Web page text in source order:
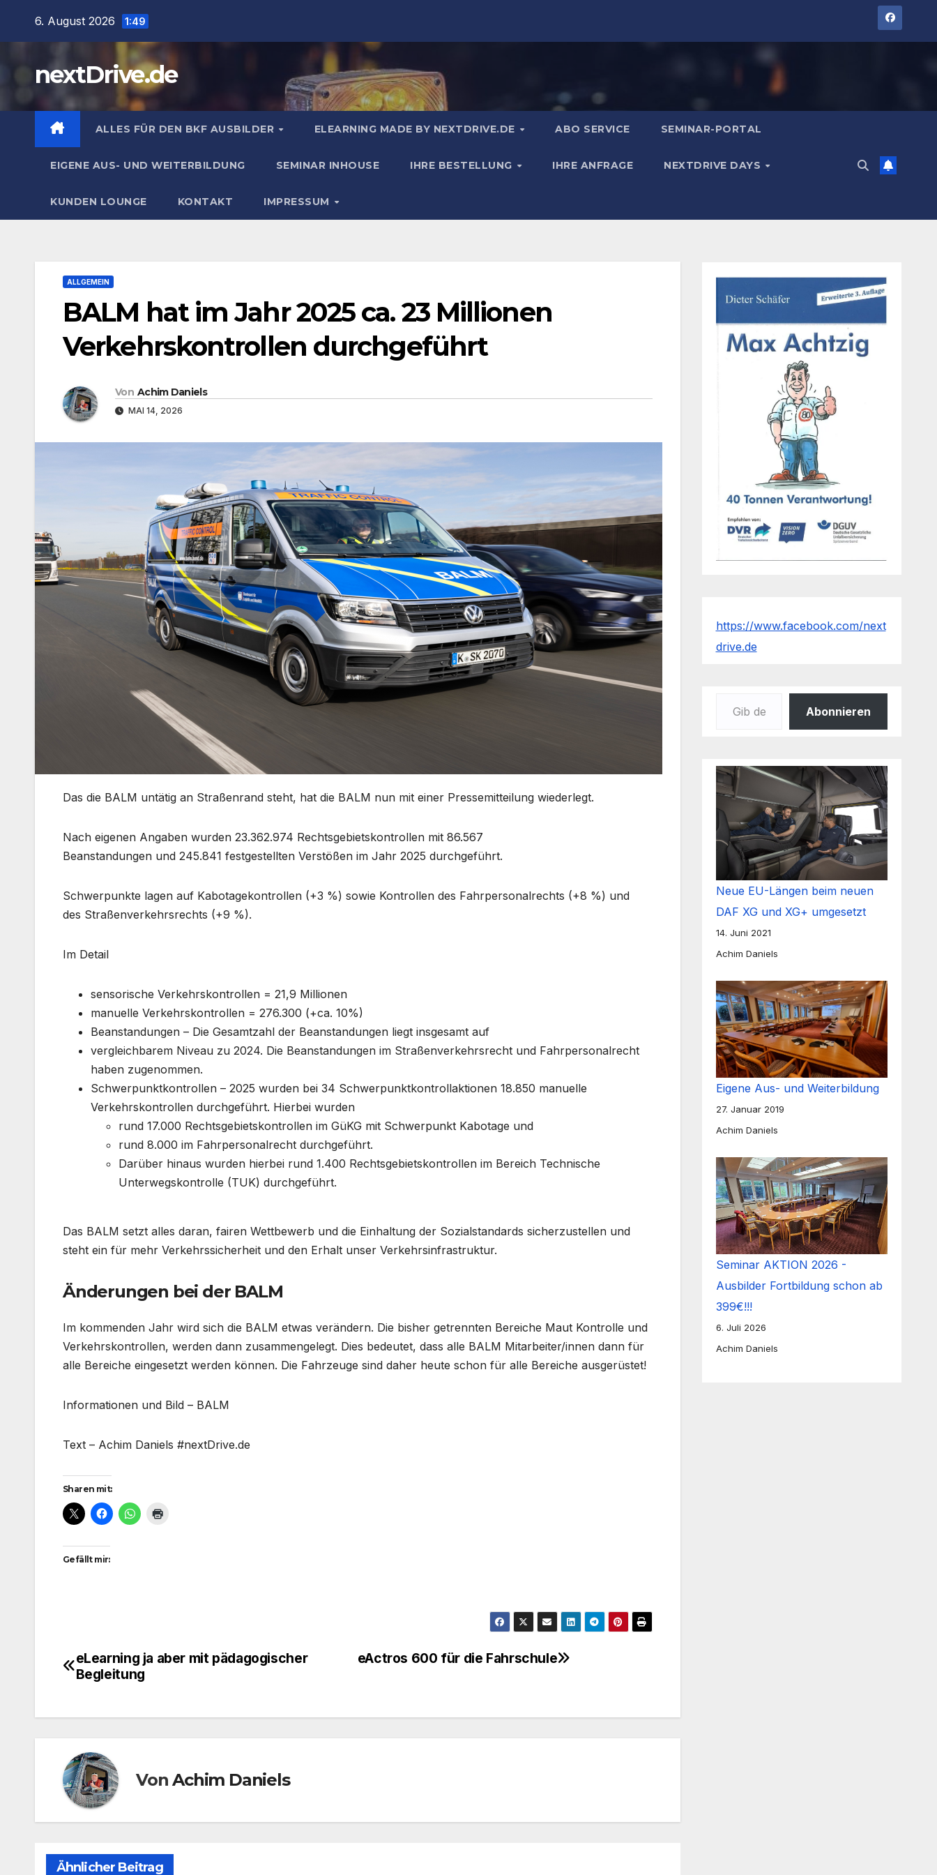
6. August 2026 1:49
nextDrive.de
ALLES FÜR DEN BKF AUSBILDER ELEARNING MADE BY NEXTDRIVE.DE ABO SERVICE SEMINAR-PORTAL
EIGENE AUS- UND WEITERBILDUNG SEMINAR INHOUSE IHRE BESTELLUNG IHRE ANFRAGE NEXTDRIVE DAYS
KUNDEN LOUNGE KONTAKT IMPRESSUM
ALLGEMEIN
BALM hat im Jahr 2025 ca. 23 Millionen
Verkehrskontrollen durchgeführt
Von Achim Daniels
MAI 14, 2026
Das die BALM untätig an Straßenrand steht, hat die BALM nun mit einer Pressemitteilung wiederlegt.
Nach eigenen Angaben wurden 23.362.974 Rechtsgebietskontrollen mit 86.567
Beanstandungen und 245.841 festgestellten Verstößen im Jahr 2025 durchgeführt.
Schwerpunkte lagen auf Kabotagekontrollen (+3 %) sowie Kontrollen des Fahrpersonalrechts (+8 %) und
des Straßenverkehrsrechts (+9 %).
Im Detail
sensorische Verkehrskontrollen = 21,9 Millionen
manuelle Verkehrskontrollen = 276.300 (+ca. 10%)
Beanstandungen – Die Gesamtzahl der Beanstandungen liegt insgesamt auf
vergleichbarem Niveau zu 2024. Die Beanstandungen im Straßenverkehrsrecht und Fahrpersonalrecht
haben zugenommen.
Schwerpunktkontrollen – 2025 wurden bei 34 Schwerpunktkontrollaktionen 18.850 manuelle
Verkehrskontrollen durchgeführt. Hierbei wurden
rund 17.000 Rechtsgebietskontrollen im GüKG mit Schwerpunkt Kabotage und
rund 8.000 im Fahrpersonalrecht durchgeführt.
Darüber hinaus wurden hierbei rund 1.400 Rechtsgebietskontrollen im Bereich Technische
Unterwegskontrolle (TUK) durchgeführt.
Das BALM setzt alles daran, fairen Wettbewerb und die Einhaltung der Sozialstandards sicherzustellen und
steht ein für mehr Verkehrssicherheit und den Erhalt unser Verkehrsinfrastruktur.
Änderungen bei der BALM
Im kommenden Jahr wird sich die BALM etwas verändern. Die bisher getrennten Bereiche Maut Kontrolle und
Verkehrskontrollen, werden dann zusammengelegt. Dies bedeutet, dass alle BALM Mitarbeiter/innen dann für
alle Bereiche eingesetzt werden können. Die Fahrzeuge sind daher heute schon für alle Bereiche ausgerüstet!
Informationen und Bild – BALM
Text – Achim Daniels #nextDrive.de
Sharen mit:
Gefällt mir:
Beitragsnavigation eActros 600 für die Fahrschule
eLearning ja aber mit pädagogischer
Begleitung
VonAchim Daniels
Ähnlicher Beitrag
https://www.facebook.com/next
drive.de
Abonnieren
Neue EU-Längen beim neuen
DAF XG und XG+ umgesetzt
14. Juni 2021
Achim Daniels
Eigene Aus- und Weiterbildung
27. Januar 2019
Achim Daniels
Seminar AKTION 2026 -
Ausbilder Fortbildung schon ab
399€!!!
6. Juli 2026
Achim Daniels